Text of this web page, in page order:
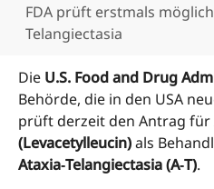
FDA prüft erstmals
Telangiectasia
Die U.S. Food and Drug
Behörde, die in den USA
prüft derzeit den Antrag für
(Levacetylleucin)als
Ataxia‑Telangiectasia (A‑T).